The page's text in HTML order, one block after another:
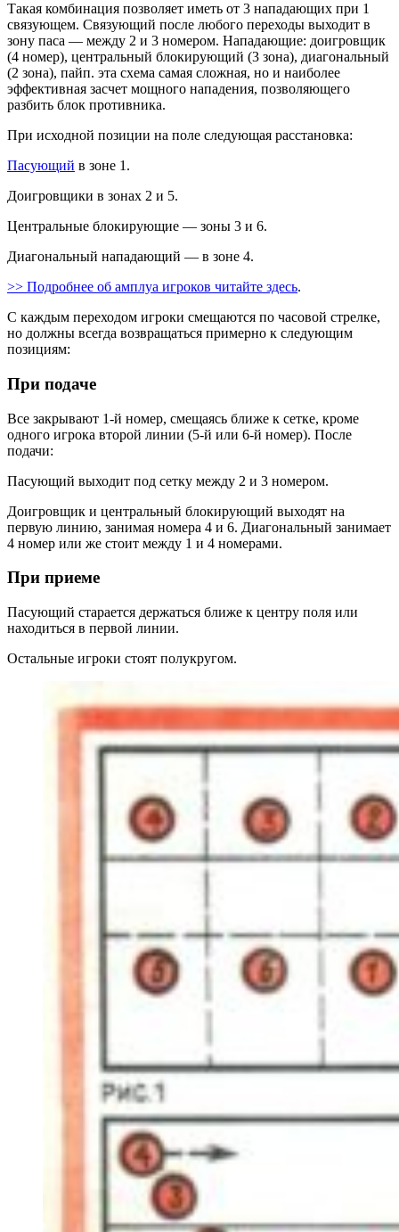
Такая комбинация позволяет иметь от 3 нападающих при 1
связующем. Связующий после любого переходы выходит в
зону паса — между 2 и 3 номером. Нападающие: доигровщик
(4 номер), центральный блокирующий (3 зона), диагональный
(2 зона), пайп. эта схема самая сложная, но и наиболее
эффективная засчет мощного нападения, позволяющего
разбить блок противника.
При исходной позиции на поле следующая расстановка:
Пасующий в зоне 1.
Доигровщики в зонах 2 и 5.
Центральные блокирующие — зоны 3 и 6.
Диагональный нападающий — в зоне 4.
>> Подробнее об амплуа игроков читайте здесь.
С каждым переходом игроки смещаются по часовой стрелке,
но должны всегда возвращаться примерно к следующим
позициям:
При подаче
Все закрывают 1-й номер, смещаясь ближе к сетке, кроме
одного игрока второй линии (5-й или 6-й номер). После
подачи:
Пасующий выходит под сетку между 2 и 3 номером.
Доигровщик и центральный блокирующий выходят на
первую линию, занимая номера 4 и 6. Диагональный занимает
4 номер или же стоит между 1 и 4 номерами.
При приеме
Пасующий старается держаться ближе к центру поля или
находиться в первой линии.
Остальные игроки стоят полукругом.